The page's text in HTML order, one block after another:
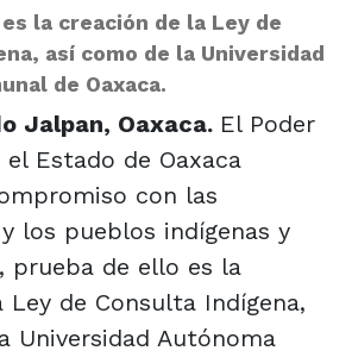
la creación de la Ley de
así como de la Universidad
de Oaxaca.
Jalpan, Oaxaca. El Poder
Estado de Oaxaca
con las
los pueblos indígenas y
prueba de ello es la
Ley de Consulta Indígena,
Universidad Autónoma